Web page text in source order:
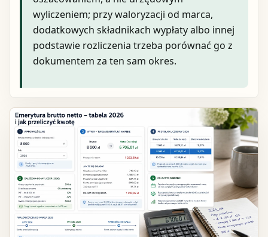
wyliczeniem; przy waloryzacji od marca,
dodatkowych składnikach wypłaty albo innej
podstawie rozliczenia trzeba porównać go z
dokumentem za ten sam okres.